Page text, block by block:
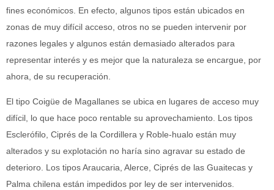
fines económicos. En efecto, algunos tipos están ubicados en
zonas de muy difícil acceso, otros no se pueden intervenir por
razones legales y algunos están demasiado alterados para
representar interés y es mejor que la naturaleza se encargue, por
ahora, de su recuperación.
El tipo Coigüe de Magallanes se ubica en lugares de acceso muy
difícil, lo que hace poco rentable su aprovechamiento. Los tipos
Esclerófilo, Ciprés de la Cordillera y Roble-hualo están muy
alterados y su explotación no haría sino agravar su estado de
deterioro. Los tipos Araucaria, Alerce, Ciprés de las Guaitecas y
Palma chilena están impedidos por ley de ser intervenidos.